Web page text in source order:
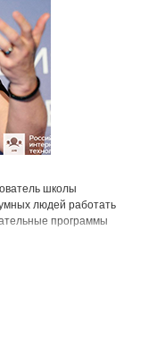
школы
людей работать
программы
компаниях Intel и Sun